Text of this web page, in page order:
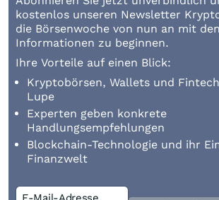
kostenlos unseren Newsletter
die Börsenwoche von nun an mit
Informationen zu beginnen.
Ihre Vorteile auf einen Blick:
Kryptobörsen, Wallets und
Lupe
Experten geben konkrete
Handlungsempfehlungen
Blockchain-Technologie und ihr
Finanzwelt